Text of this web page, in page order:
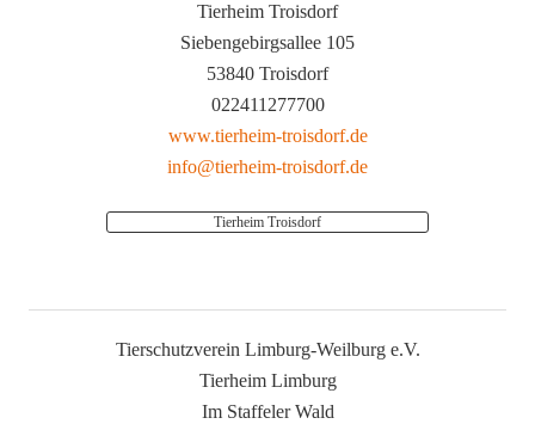
Tierheim Troisdorf
Siebengebirgsallee 105
53840 Troisdorf
022411277700
www.tierheim-troisdorf.de
info@tierheim-troisdorf.de
Tierheim Troisdorf
Tierschutzverein Limburg-Weilburg e.V.
Tierheim Limburg
Im Staffeler Wald